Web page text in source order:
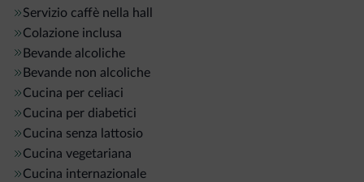
Servizio caffè nella hall
Colazione inclusa
Bevande alcoliche
Bevande non alcoliche
Cucina per celiaci
Cucina per diabetici
Cucina senza lattosio
Cucina vegetariana
Cucina internazionale